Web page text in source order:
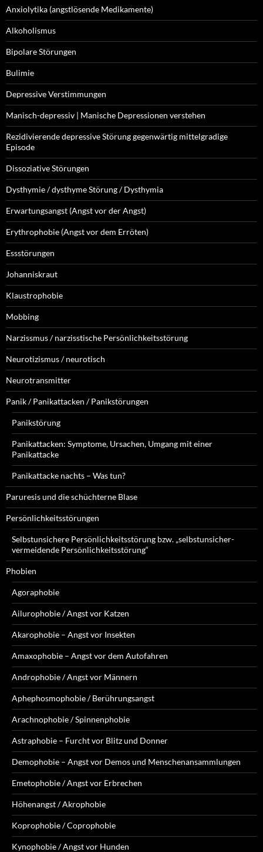
Anxiolytika (angstlösende Medikamente)
Alkoholismus
Bipolare Störungen
Bulimie
Depressive Verstimmungen
Manisch-depressiv | Manische Depressionen verstehen
Rezidivierende depressive Störung gegenwärtig mittelgradige
Episode
Dissoziative Störungen
Dysthymie / dysthyme Störung / Dysthymia
Erwartungsangst (Angst vor der Angst)
Erythrophobie (Angst vor dem Erröten)
Essstörungen
Johanniskraut
Klaustrophobie
Mobbing
Narzissmus / narzisstische Persönlichkeitsstörung
Neurotizismus / neurotisch
Neurotransmitter
Panik / Panikattacken / Panikstörungen
Panikstörung
Panikattacken: Symptome, Ursachen, Umgang mit einer
Panikattacke
Panikattacke nachts – Was tun?
Paruresis und die schüchterne Blase
Persönlichkeitsstörungen
Selbstunsichere Persönlichkeitsstörung bzw. „selbstunsicher-
vermeidende Persönlichkeitsstörung“
Phobien
Agoraphobie
Ailurophobie / Angst vor Katzen
Akarophobie – Angst vor Insekten
Amaxophobie – Angst vor dem Autofahren
Androphobie / Angst vor Männern
Aphephosmophobie / Berührungsangst
Arachnophobie / Spinnenphobie
Astraphobie – Furcht vor Blitz und Donner
Demophobie – Angst vor Demos und Menschenansammlungen
Emetophobie / Angst vor Erbrechen
Höhenangst / Akrophobie
Koprophobie / Coprophobie
Kynophobie / Angst vor Hunden